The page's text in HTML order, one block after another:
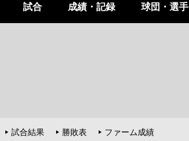
試合 成績・記録 球団・選手
試合結果 勝敗表
ファーム成績